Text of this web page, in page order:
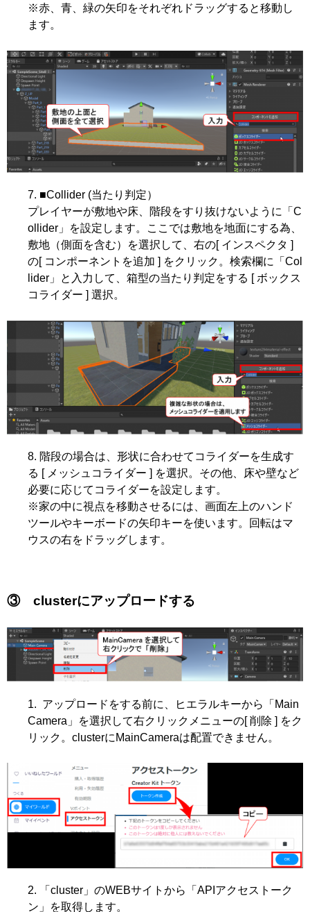
※赤、青、緑の矢印をそれぞれドラッグすると移動し
ます。
■Collider (当たり判定）
プレイヤーが敷地や床、階段をすり抜けないように「C
ollider」を設定します。ここでは敷地を地面にする為、
敷地（側面を含む）を選択して、右の[ インスペクタ ]
の[ コンポーネントを追加 ] をクリック。検索欄に「Col
lider」と入力して、箱型の当たり判定をする [ ボックス
コライダー ] 選択。
階段の場合は、形状に合わせてコライダーを生成す
る [ メッシュコライダー ] を選択。その他、床や壁など
必要に応じてコライダーを設定します。
※家の中に視点を移動させるには、画面左上のハンド
ツールやキーボードの矢印キーを使います。回転はマ
ウスの右をドラッグします。
③ clusterにアップロードする
アップロードをする前に、ヒエラルキーから「Main
Camera」を選択して右クリックメニューの[ 削除 ] をク
リック。clusterにMainCameraは配置できません。
「cluster」のWEBサイトから「APIアクセストーク
ン」を取得します。